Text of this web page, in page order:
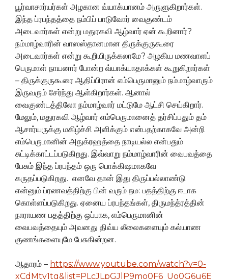
பூர்வாசார்யர்கள் அழகான வ்யாக்யானம் அருளுகிறார்கள்.
இந்த ப்ரபந்தத்தை நம்பிப் பாடுவோர் வைகுண்டம்
அடைவார்கள் என்று மதுரகவி ஆழ்வார் ஏன் கூறினார்?
நம்மாழ்வாரின் வாஸஸ்தானமான திருக்குருகூரை
அடைவார்கள் என்று கூறியிருக்கலாமே? அழகிய மணவாளப்
பெருமாள் நாயனார் போன்ற வ்யாக்யாதாக்கள் கூறுகிறார்கள்
– திருக்குருகூரை ஆதிப்பிரான் எம்பெருமானும் நம்மாழ்வாரும்
இருவரும் சேர்ந்து ஆள்கிறார்கள். ஆனால்
வைகுண்டத்திலோ நம்மாழ்வார் மட்டுமே ஆட்சி செய்கிறார்.
மேலும், மதுரகவி ஆழ்வார் எம்பெருமானைத் தர்சிப்பதும் தம்
ஆசார்யருக்கு மகிழ்ச்சி அளிக்கும் என்பதற்காகவே அன்றி
எம்பெருமானின் அநுக்ரஹத்தை நாடியல்ல என்பதும்
சுட்டிக்காட்டப்படுகிறது. இவ்வாறு நம்மாழ்வாரின் வைபவத்தை
பேசும் இந்த ப்ரபந்தம் ஒரு பொக்கிஷமாகவே
கருதப்படுகிறது. எனவே தான் இது திருப்பல்லாண்டு
என்னும் ப்ரணவத்திற்கு பின் வரும் நம: பதத்திற்கு ஈடாக
கொள்ளப்படுகிறது. ஏனைய ப்ரபந்தங்கள், திருமந்த்ரத்தின்
நாராயண பதத்திற்கு ஒப்பாக, எம்பெருமானின்
வைபவத்தையும் அவனது திவ்ய லீலைகளையும் கல்யாண
குணங்களையுமே பேசுகின்றன.
ஆதாரம் – https://www.youtube.com/watch?v=0-
xCdMtv1tg&list=PLcJLpGJlP9mo0F6_Uo0G6u6E